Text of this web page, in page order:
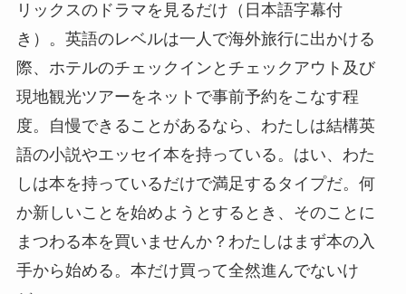
リックスのドラマを見るだけ（日本語字幕付
き）。英語のレベルは一人で海外旅行に出かける
際、ホテルのチェックインとチェックアウト及び
現地観光ツアーをネットで事前予約をこなす程
度。自慢できることがあるなら、わたしは結構英
語の小説やエッセイ本を持っている。はい、わた
しは本を持っているだけで満足するタイプだ。何
か新しいことを始めようとするとき、そのことに
まつわる本を買いませんか？わたしはまず本の入
手から始める。本だけ買って全然進んでないけ